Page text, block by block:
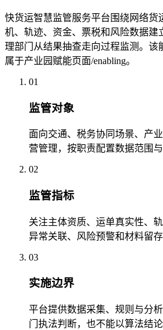
快货运智慧监管服务平台围绕网络货
机、轨迹、资金、票税和风险数据建
理部门从结果抽查走向过程监测。该
属于产业园赋能页面/enabling。
01
监管对象
面向交通、税务协同场景、产
营管理，按职责配置数据范围与
02
监管指标
关注主体资质、运单真实性、
异常关联、风险预警和材料留存
03
实施边界
平台提供数据采集、规则与分
门执法判断，也不能以算法结论